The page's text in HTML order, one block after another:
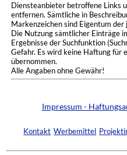
Diensteanbieter betroffene Links
entfernen. Sämtliche in
Markenzeichen sind Eigentum der
Die Nutzung sämtlicher Einträge
Ergebnisse der Suchfunktion
Gefahr. Es wird keine Haftung für
übernommen.
Alle Angaben ohne Gewähr!
Impressum -
Kontakt Werbemittel